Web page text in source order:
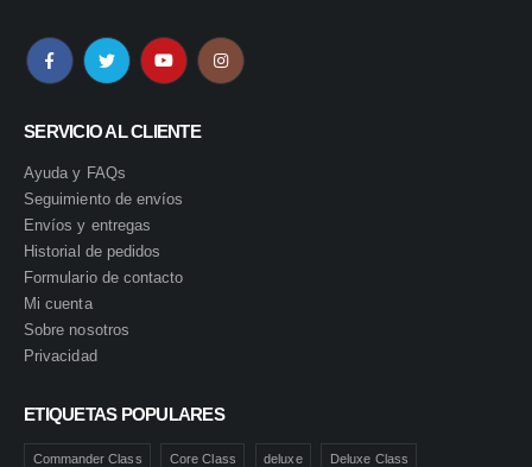
SERVICIO AL CLIENTE
Ayuda y FAQs
Seguimiento de envíos
Envíos y entregas
Historial de pedidos
Formulario de contacto
Mi cuenta
Sobre nosotros
Privacidad
ETIQUETAS POPULARES
Commander Class Core Class deluxe Deluxe Class